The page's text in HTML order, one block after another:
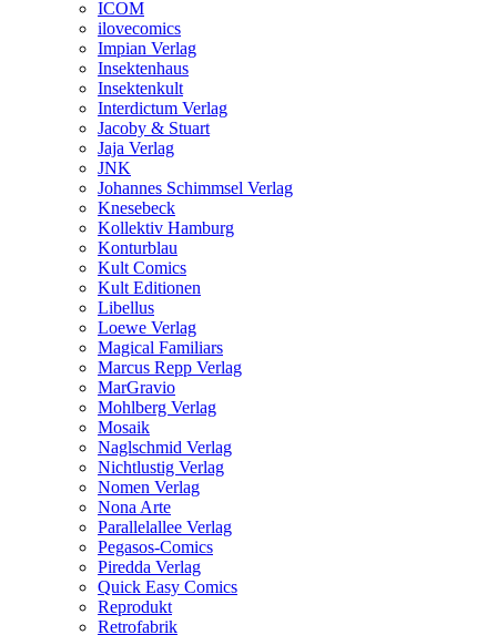
ICOM
ilovecomics
Impian Verlag
Insektenhaus
Insektenkult
Interdictum Verlag
Jacoby & Stuart
Jaja Verlag
JNK
Johannes Schimmsel Verlag
Knesebeck
Kollektiv Hamburg
Konturblau
Kult Comics
Kult Editionen
Libellus
Loewe Verlag
Magical Familiars
Marcus Repp Verlag
MarGravio
Mohlberg Verlag
Mosaik
Naglschmid Verlag
Nichtlustig Verlag
Nomen Verlag
Nona Arte
Parallelallee Verlag
Pegasos-Comics
Piredda Verlag
Quick Easy Comics
Reprodukt
Retrofabrik